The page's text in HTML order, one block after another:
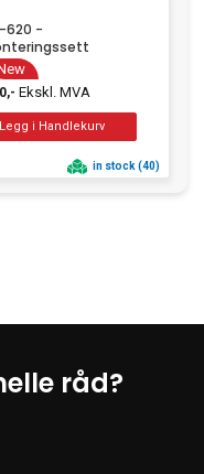
620 -
Ekskl. MVA
in stock (40)
råd?